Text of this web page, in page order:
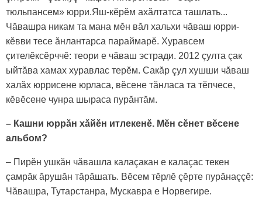
тюльпансем» юрри.Яш-кӗрӗм ахăлтатса ташлать...
Чăвашра никам та мана мӗн вăл хальхи чăваш юрри-
кӗвви тесе ăнлантарса параймарӗ. Хуравсем
çителӗксӗрччӗ: теори е чăваш эстради. 2012 çулта çак
ыйтăва хамах хуравлас терӗм. Сакăр çул хушши чăваш
халăх юррисене юрласа, вӗсене тăнласа та тӗпчесе,
кӗвӗсене чунра шыраса пурăнтăм.
– Кашни юррăн хăйӗн итлекенӗ. Мӗн сӗнет вӗсене
альбом?
– Пирӗн ушкăн чăвашла калаçакан е калаçас текен
çамрăк ăрушăн тăрăшать. Вӗсем тӗрлӗ çӗрте пурăнаççӗ:
Чăвашра, Тутарстанра, Мускавра е Норвегире.